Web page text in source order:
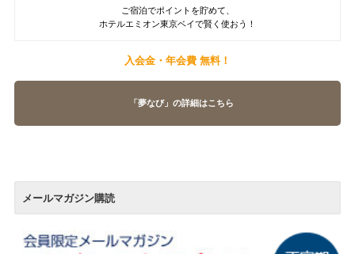
ご宿泊でポイントを貯めて、
ホテルエミオン東京ベイで賢く使おう！
入会金・年会費 無料！
「夢なび」の詳細はこちら
メールマガジン購読